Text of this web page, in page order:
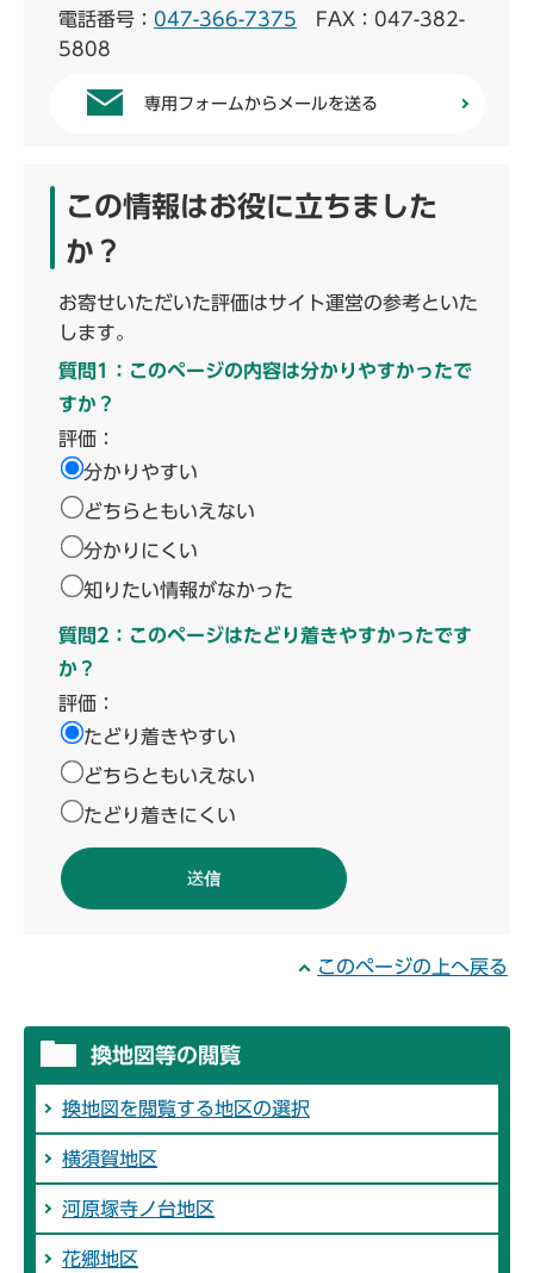
電話番号： 047-366-7375 FAX：047-382-
5808
専用フォームからメールを送る
この情報はお役に立ちました
か？
お寄せいただいた評価はサイト運営の参考といた
します。
質問1：このページの内容は分かりやすかったで
すか？
評価：
分かりやすい
どちらともいえない
分かりにくい
知りたい情報がなかった
質問2：このページはたどり着きやすかったです
か？
評価：
たどり着きやすい
どちらともいえない
たどり着きにくい
このページの上へ戻る
換地図等の閲覧
換地図を閲覧する地区の選択
横須賀地区
河原塚寺ノ台地区
花郷地区